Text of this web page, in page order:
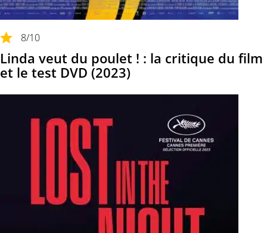
8/10
Linda veut du poulet ! : la critique du film
et le test DVD (2023)